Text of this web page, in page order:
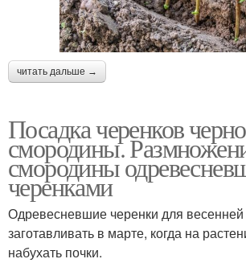
читать дальше →
Посадка черенков
смородины.
смородины
черенками
Одревесневшие черенки для
заготавливать в марте, когда на
набухать почки.